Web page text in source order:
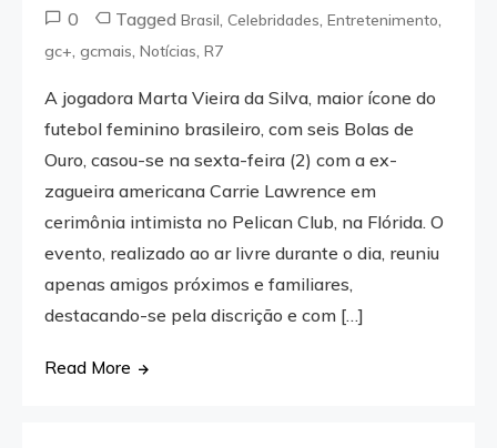
0 TaggedBrasil,Celebridades,Entretenimento,
gc+,gcmais,Notícias,R7
A jogadora Marta Vieira da Silva, maior ícone do
futebol feminino brasileiro, com seis Bolas de
Ouro, casou-se na sexta-feira (2) com a ex-
zagueira americana Carrie Lawrence em
cerimônia intimista no Pelican Club, na Flórida. O
evento, realizado ao ar livre durante o dia, reuniu
apenas amigos próximos e familiares,
destacando-se pela discrição e com […]
Read More